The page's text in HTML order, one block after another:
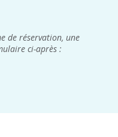
de réservation, une
ci-après :